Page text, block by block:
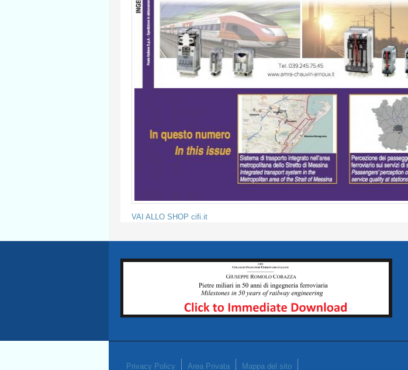
VAI ALLO SHOP cifi.it
Privacy Policy Area Privata Mappa del sito